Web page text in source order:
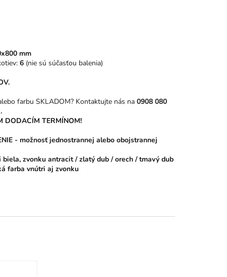
mm
6 (nie sú súčasťou balenia)
farbu SKLADOM? Kontaktujte nás na 0908 080
DODACÍM TERMÍNOM!
- možnosť jednostrannej alebo obojstrannej
zvonku antracit / zlatý dub / orech / tmavý dub
farba vnútri aj zvonku